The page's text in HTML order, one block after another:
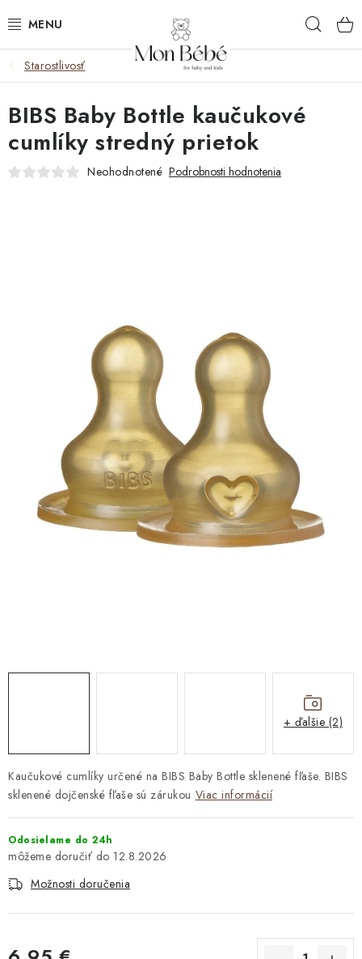
na
ZĽAVY
OBLEČENIE
VÝBAVA
DARČEKOVÉ BOXY
Všeobecné obchodné podmienky
Podmienky ochrany osobných údajov a poučenie o cookies
Reklamačný poriadok
Reklamačný formulár
Formulár na odstúpenie od zmluvy
Moja objednávka
Kontakty
Starostlivosť
Kaučukové cumlíky určené na BIBS Baby Bottle sklenené fľaše. BIBS
sklenené dojčenské fľaše sú zárukou Viac informácií
Odosielame do 24h
12.8.2026
Možnosti doručenia
BIBS Baby Bottle kaučukové
cumlíky stredný prietok
Neohodnotené Podrobnosti hodnotenia
+ ďalšie (2)